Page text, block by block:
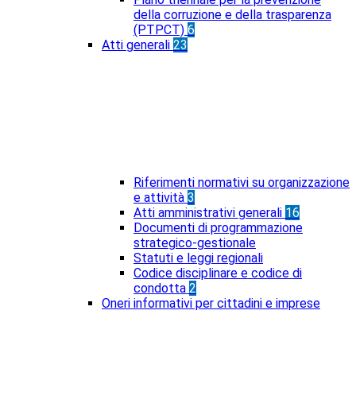
della corruzione e della trasparenza
(PTPCT) 6
Atti generali 23
Riferimenti normativi su organizzazione
e attività 3
Atti amministrativi generali 16
Documenti di programmazione
strategico-gestionale
Statuti e leggi regionali
Codice disciplinare e codice di
condotta 2
Oneri informativi per cittadini e imprese